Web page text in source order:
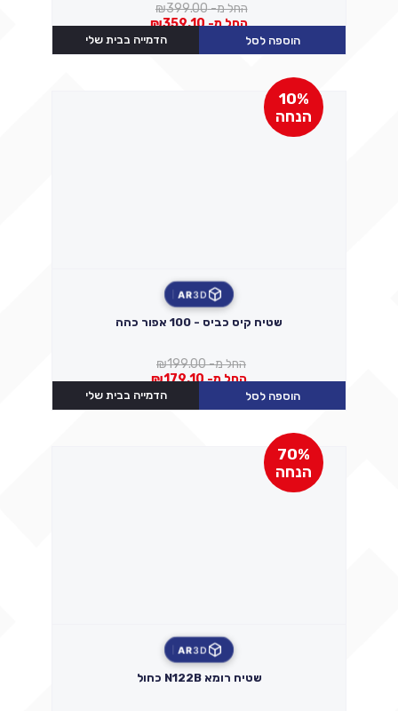
החל מ- ₪399.00
החל מ-
₪359.10
הוספה לסל הדמייה בבית שלי
10%
הנחה
3D
AR
שטיח קיס כביס - 100 אפור כהה
החל מ- ₪199.00
החל מ-
₪179.10
הוספה לסל הדמייה בבית שלי
70%
הנחה
3D
AR
שטיח רומא N122B כחול